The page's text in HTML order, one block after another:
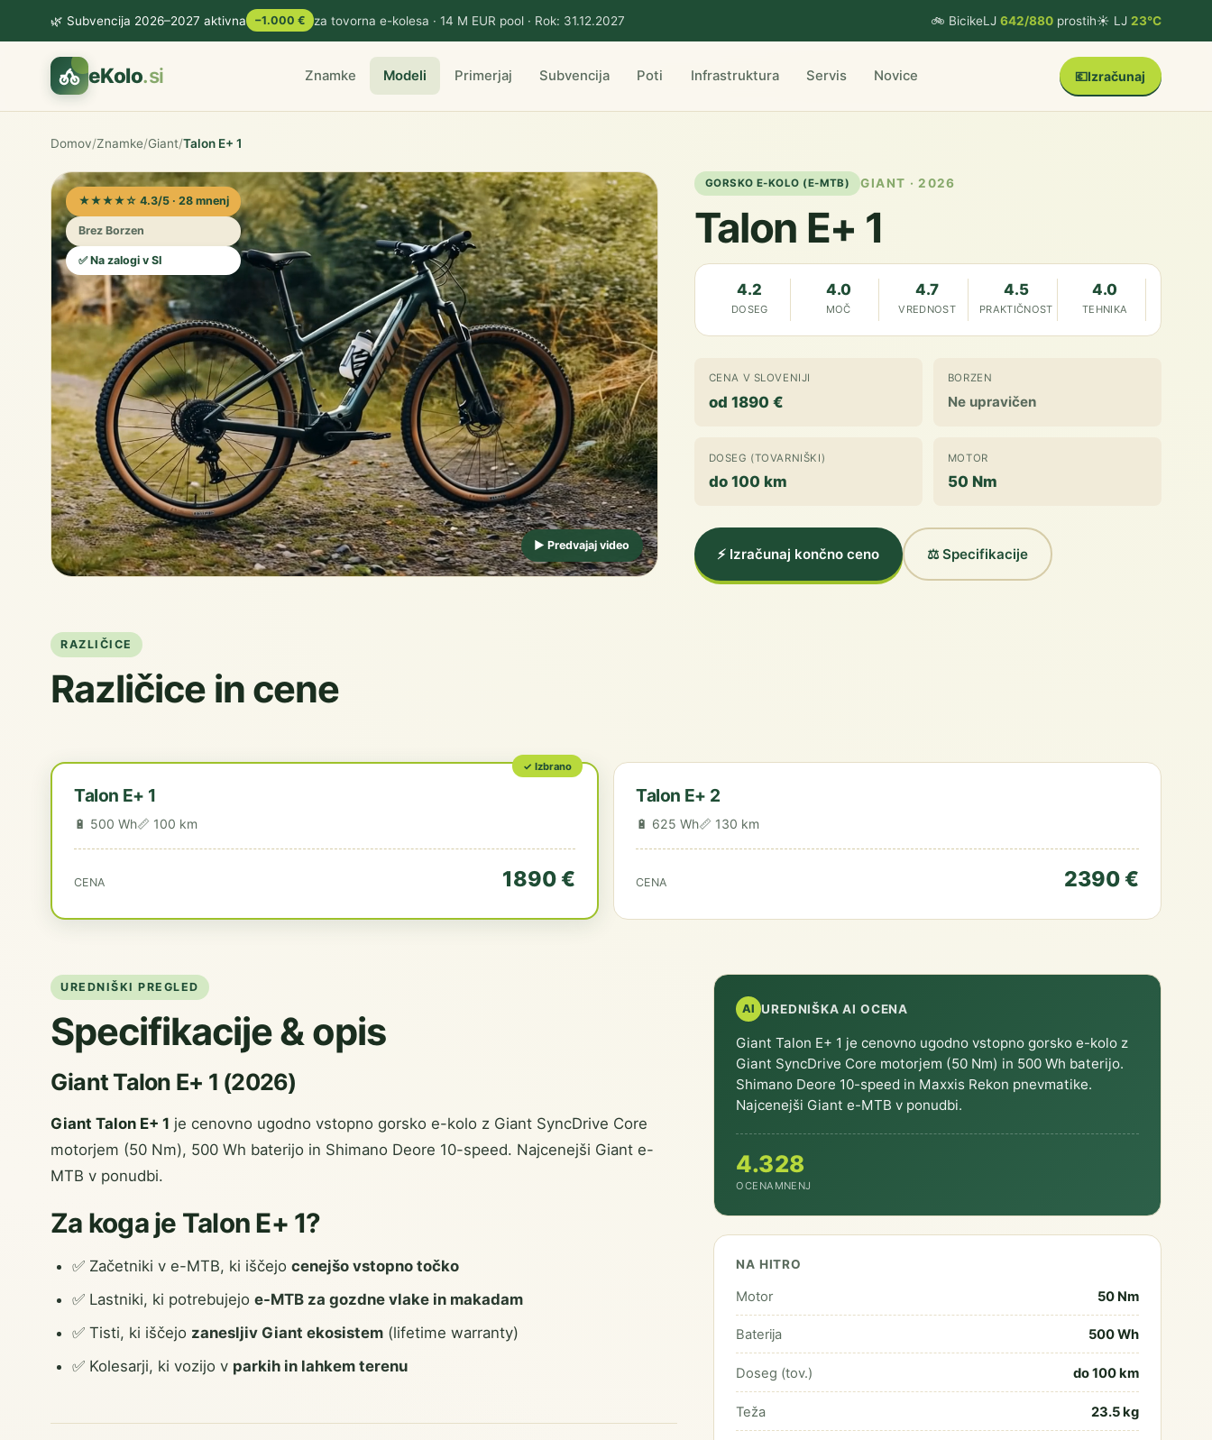
🌿 Subvencija 2026–2027 aktivna −1.000 € za tovorna e-kolesa · 14 M EUR pool · Rok: 31.12.2027 🚲 BicikeLJ 642/880 prostih☀️ LJ 23°C
eKolo.si Znamke Modeli Primerjaj Subvencija Poti Infrastruktura Servis Novice 💶Izračunaj
Domov/Znamke/Giant/Talon E+ 1
★★★★☆ 4.3/5 · 28 mnenj
Brez Borzen
✅ Na zalogi v SI
▶ Predvajaj video
GORSKO E-KOLO (E-MTB) GIANT · 2026
Talon E+ 1
4.2
DOSEG
4.0
MOČ
4.7
VREDNOST
4.5
PRAKTIČNOST
4.0
TEHNIKA
CENA V SLOVENIJI
od 1890 €
BORZEN
Ne upravičen
DOSEG (TOVARNIŠKI)
do 100 km
MOTOR
50 Nm
⚡ Izračunaj končno ceno ⚖️ Specifikacije
RAZLIČICE
Različice in cene
✓ Izbrano
Talon E+ 1
🔋 500 Wh📏 100 km
CENA 1890 €
Talon E+ 2
🔋 625 Wh📏 130 km
CENA 2390 €
UREDNIŠKI PREGLED
Specifikacije & opis
Giant Talon E+ 1 (2026)
Giant Talon E+ 1 je cenovno ugodno vstopno gorsko e-kolo z Giant SyncDrive Core
motorjem (50 Nm), 500 Wh baterijo in Shimano Deore 10-speed. Najcenejši Giant e-
MTB v ponudbi.
Za koga je Talon E+ 1?
✅ Začetniki v e-MTB, ki iščejo cenejšo vstopno točko
✅ Lastniki, ki potrebujejo e-MTB za gozdne vlake in makadam
✅ Tisti, ki iščejo zanesljiv Giant ekosistem (lifetime warranty)
✅ Kolesarji, ki vozijo v parkih in lahkem terenu
AI UREDNIŠKA AI OCENA
Giant Talon E+ 1 je cenovno ugodno vstopno gorsko e-kolo z
Giant SyncDrive Core motorjem (50 Nm) in 500 Wh baterijo.
Shimano Deore 10-speed in Maxxis Rekon pnevmatike.
Najcenejši Giant e-MTB v ponudbi.
4.3
OCENA
28
MNENJ
NA HITRO
Motor 50 Nm
Baterija 500 Wh
Doseg (tov.) do 100 km
Teža 23.5 kg